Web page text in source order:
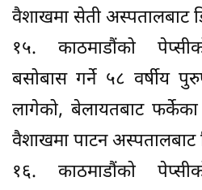
वैशाखमा सेती अस्पतालबाट
१५. काठमाडौंको
बसोबास गर्ने ५८ वर्षीय
लागेको, बेलायतबाट
वैशाखमा पाटन अस्पतालबाट
१६. काठमाडौंको